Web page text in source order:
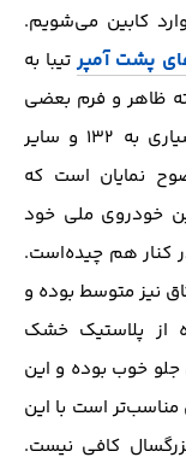
کابین می‌شویم.
پشت آمپرتیبا به
ظاهر و فرم بعضی
ادوات داخل اتاق مانند فرمان، شباهت بسیاری به 132 و سایر
نمایان است که
خودروی ملی خود
کنار هم چیده‌است.
نیز متوسط بوده و
از پلاستیک خشک
خوب بوده و این
عقب نسبت به 132 کمی مناسب‌تر است با این
کافی نیست.